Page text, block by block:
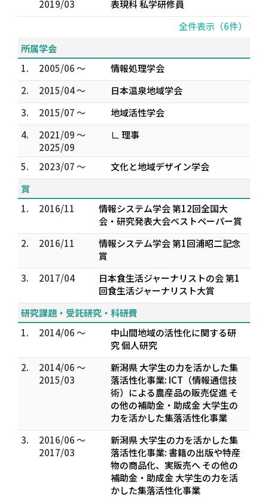
2019/03
表現科 私学研修員
全件表示（6件）
所属学会
1.
2005/06 ～
情報処理学会
2.
2015/04 ～
日本温泉地域学会
3.
2015/07 ～
地域活性学会
4.
2021/09 ～
2025/09
∟ 理事
5. 2023/07 ～
文化と地域デザイン学会
賞
1.
2016/11
情報システム学会 第12回全国大
会・研究発表大会ベストペーパー賞
2.
2016/11
情報システム学会 第1回浦昭二記念
賞
3.
2017/04
日本食生活ジャーナリストの会 第1
回食生活ジャーナリスト大賞
研究課題・受託研究・科研費
1.
2014/06 ～
中山間地域の活性化に関する研
究 個人研究
2.
2014/06 ～
2015/03
新潟県 大学生の力を活かした集
落活性化事業: ICT（情報通信技
術）による農産品の販売促進 そ
の他の補助金・助成金 大学生の
力を活かした集落活性化事業
3.
2016/06 ～
2017/03
新潟県 大学生の力を活かした集
落活性化事業: 書籍の出版や特産
物の商品化、実販売へ その他の
補助金・助成金 大学生の力を活
かした集落活性化事業